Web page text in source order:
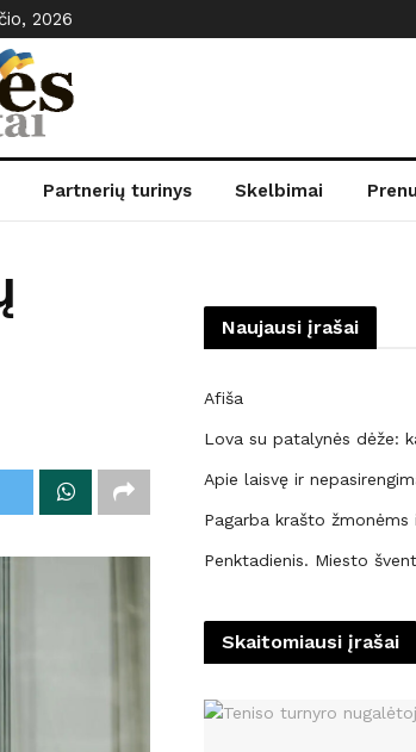
2026
Partnerių turinys Skelbimai
Naujausi įrašai
Afiša
Lova su patalynės dėže:
Apie laisvę ir
Pagarba krašto žmonėms
Penktadienis. Miesto
Skaitomiausi įrašai